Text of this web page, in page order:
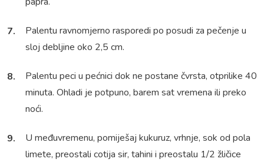
Palentu ravnomjerno rasporedi po posudi za pečenje u
sloj debljine oko 2,5 cm.
Palentu peci u pećnici dok ne postane čvrsta, otprilike 40
minuta. Ohladi je potpuno, barem sat vremena ili preko
noći.
U međuvremenu, pomiješaj kukuruz, vrhnje, sok od pola
limete, preostali cotija sir, tahini i preostalu 1/2 žličice